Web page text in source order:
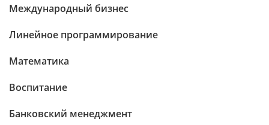
Международный бизнес
Линейное программирование
Математика
Воспитание
Банковский менеджмент